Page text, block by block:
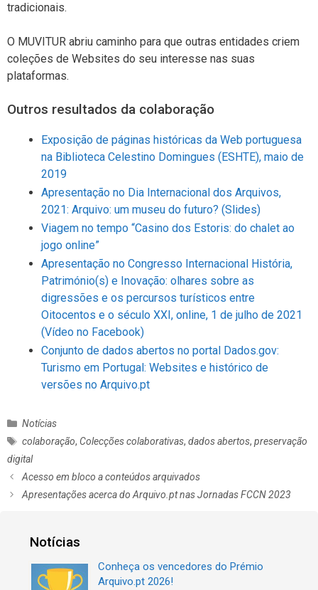
tradicionais.
O MUVITUR abriu caminho para que outras entidades criem
coleções de Websites do seu interesse nas suas
plataformas.
Outros resultados da colaboração
Exposição de páginas históricas da Web portuguesa
na Biblioteca Celestino Domingues (ESHTE), maio de
2019
Apresentação no Dia Internacional dos Arquivos,
2021: Arquivo: um museu do futuro? (Slides)
Viagem no tempo “Casino dos Estoris: do chalet ao
jogo online”
Apresentação no Congresso Internacional História,
Património(s) e Inovação: olhares sobre as
digressões e os percursos turísticos entre
Oitocentos e o século XXI, online, 1 de julho de 2021
(Vídeo no Facebook)
Conjunto de dados abertos no portal Dados.gov:
Turismo em Portugal: Websites e histórico de
versões no Arquivo.pt
C
a
t
g
o
Notícias
E
t
u
colaboração, Colecções colaborativas,dados abertos,preservação
digital
N
a
Acesso em bloco a conteúdos arquivados
Apresentações acerca do Arquivo.pt nas Jornadas FCCN 2023
Notícias
Conheça os vencedores do Prémio
Arquivo.pt 2026!